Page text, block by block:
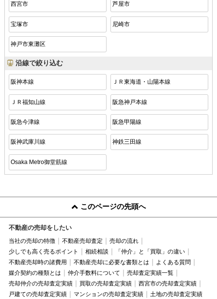
西宮市 芦屋市
宝塚市 尼崎市
神戸市東灘区
沿線で絞り込む
阪神本線 ＪＲ東海道・山陽本線
ＪＲ福知山線 阪急神戸本線
阪急今津線 阪急甲陽線
阪神武庫川線 神鉄三田線
Osaka Metro御堂筋線
このページの先頭へ
不動産の売却をしたい
当社の売却の特徴 不動産売却査定
売却の流れ
少しでも高く売るポイント
相続相談
「仲介」と「買取」の違い
不動産売却時の諸費用
不動産売却に必要な書類とは
よくある質問
媒介契約の種類とは
仲介手数料について
売却査定実績一覧
売却仲介の売却査定実績
買取の売却査定実績
西宮市の売却査定実績
戸建ての売却査定実績
マンションの売却査定実績 土地の売却査定実績